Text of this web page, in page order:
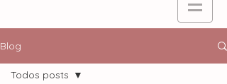
Blog
Todos posts